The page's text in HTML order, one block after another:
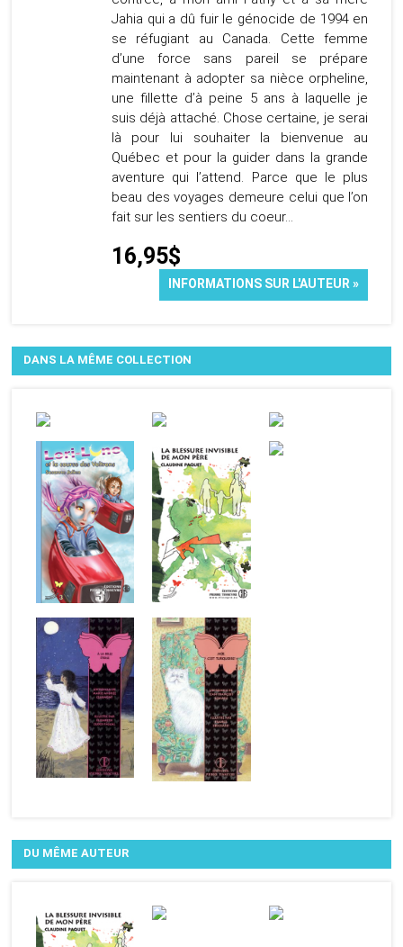
Jahia qui a dû fuir le génocide de 1994 en
se réfugiant au Canada. Cette femme
d’une force sans pareil se prépare
maintenant à adopter sa nièce orpheline,
une fillette d’à peine 5 ans à laquelle je
suis déjà attaché. Chose certaine, je serai
là pour lui souhaiter la bienvenue au
Québec et pour la guider dans la grande
aventure qui l’attend. Parce que le plus
beau des voyages demeure celui que l’on
fait sur les sentiers du coeur…
16,95$
INFORMATIONS SUR L'AUTEUR »
DANS LA MÊME COLLECTION
DU MÊME AUTEUR